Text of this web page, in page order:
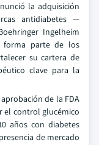
la adquisición
antidiabetes —
Ingelheim
forma parte de los
su cartera de
clave para la
de la FDA
el control glucémico
años con diabetes
de mercado